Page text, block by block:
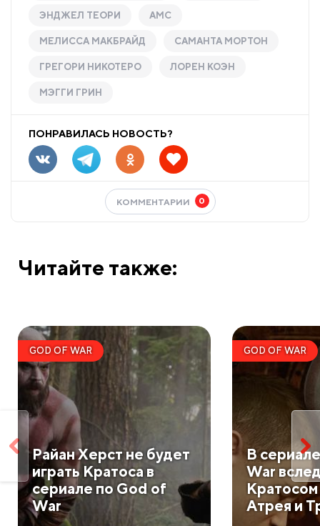
ЭНДЖЕЛ ТЕОРИ AMC
МЕЛИССА МАКБРАЙД САМАНТА МОРТОН
ГРЕГОРИ НИКОТЕРО ЛОРЕН КОЭН
МЭГГИ ГРИН
ПОНРАВИЛАСЬ НОВОСТЬ?
КОММЕНТАРИИ 0
Читайте также:
GOD OF WAR
Райан Херст не будет
играть Кратоса в
сериале по God of
War
GOD OF WAR
В
War
Кратосом
Атрея и